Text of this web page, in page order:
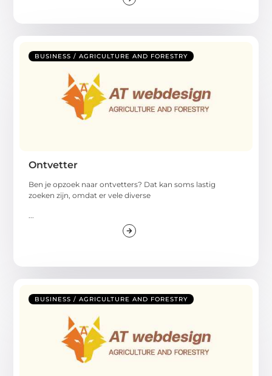
BUSINESS / AGRICULTURE AND FORESTRY
Ontvetter
Ben je opzoek naar ontvetters? Dat kan soms lastig
zoeken zijn, omdat er vele diverse
BUSINESS / AGRICULTURE AND FORESTRY